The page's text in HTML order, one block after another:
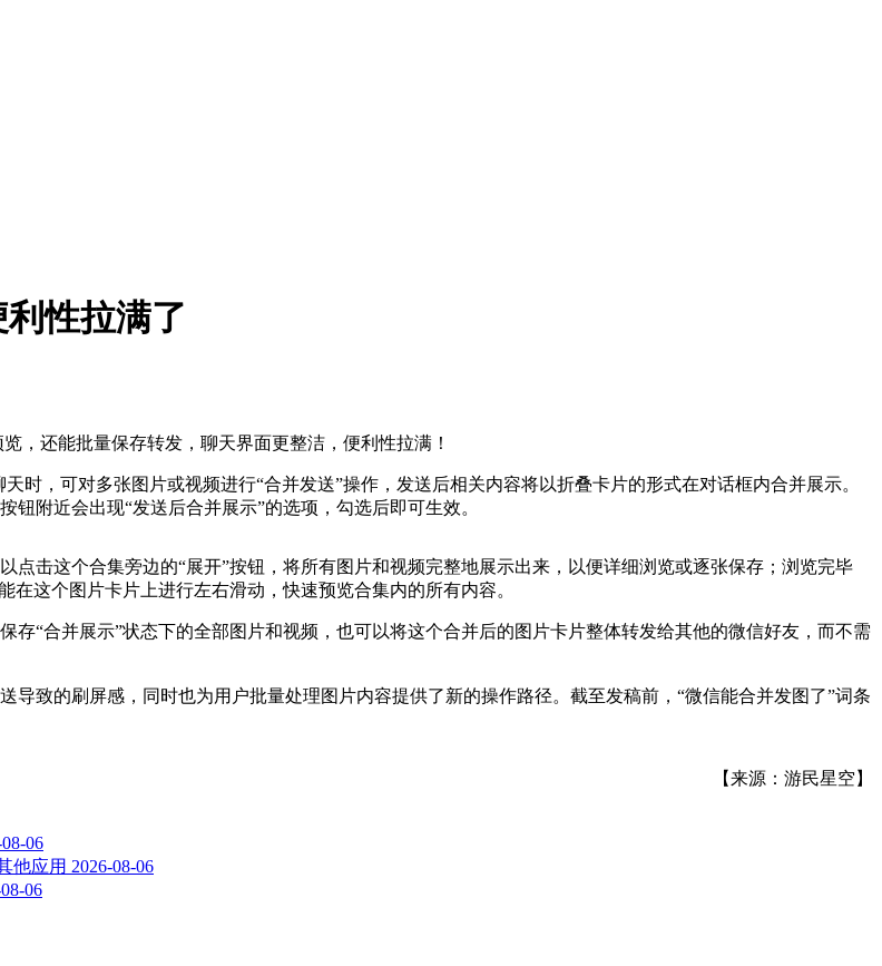
性拉满了
，还能批量保存转发，聊天界面更整洁，便利性拉满！
时，可对多张图片或视频进行“合并发送”操作，发送后相关内容将以折叠卡片的形式在对话框内合并展示。
附近会出现“发送后合并展示”的选项，勾选后即可生效。
击这个合集旁边的“展开”按钮，将所有图片和视频完整地展示出来，以便详细浏览或逐张保存；浏览完毕
这个图片卡片上进行左右滑动，快速预览合集内的所有内容。
“合并展示”状态下的全部图片和视频，也可以将这个合并后的图片卡片整体转发给其他的微信好友，而不需
致的刷屏感，同时也为用户批量处理图片内容提供了新的操作路径。截至发稿前，“微信能合并发图了”词条
【来源：游民星空】
06
他应用 2026-08-06
06